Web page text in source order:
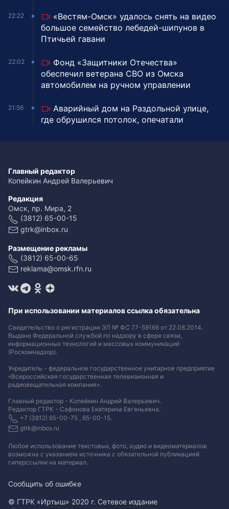
22:22
«Вестям-Омск» удалось снять на видео
большое семейство лебедей-шипунов в
Птичьей гавани
22:02
Фонд «Защитники Отечества»
обеспечил ветерана СВО из Омска
автомобилем на ручном управлении
21:56
Аварийный дом на Раздольной улице,
где обрушился потолок, опечатали
Главный редактор
Копейкин Андрей Валерьевич
Редакция
Омск, пр. Мира, 2
(3812) 65-00-15
gtrk@inbox.ru
Размещение рекламы
(3812) 65-00-65
reklama@omsk.rfn.ru
При использовании материалов ссылка обязательна
Свидетельство о регистрации ЭЛ № ФС 77-59166 от 22.08.2014.
Выдано Федеральной службой по надзору в сфере связи,
информационных технологий и массовых коммуникаций
(Роскомнадзор).
Учредитель - федеральное государственное унитарное предприятие
«Всероссийская государственная телевизионная и
радиовещательная компания».
Главный редактор - Копейкин Андрей Валерьевич.
Редактор ГТРК - Сафонова Екатерина Евгеньевна.
+7 (3812) 65-00-75 , 65-00-15.
gtrk@inbox.ru
Любое использование текстовых, фото, аудио и видеоматериалов
возможна с указанием источника с обязательной публикацией
гиперссылки на материал.
Сообщить об ошибке
© ГТРК «Иртыш» 2020 г. Сетевое издание